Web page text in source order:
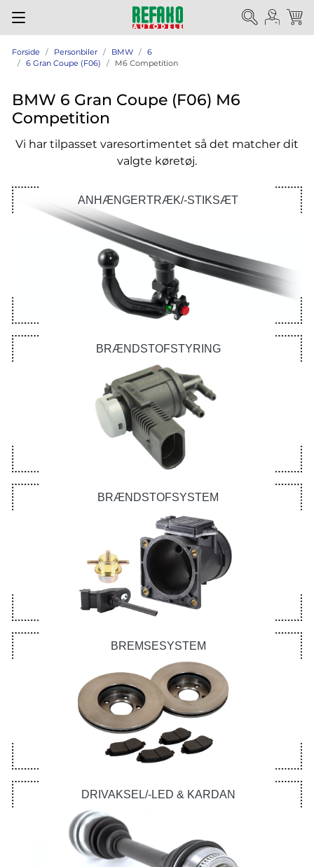
Forside Personbiler BMW
6
6 Gran Coupe (F06)
M6 Competition
BMW 6 Gran Coupe (F06) M6
Competition
Vi har tilpasset varesortimentet så det matcher dit
valgte køretøj.
ANHÆNGERTRÆK/-STIKSÆT
BRÆNDSTOFSTYRING
BRÆNDSTOFSYSTEM
BREMSESYSTEM
DRIVAKSEL/-LED & KARDAN